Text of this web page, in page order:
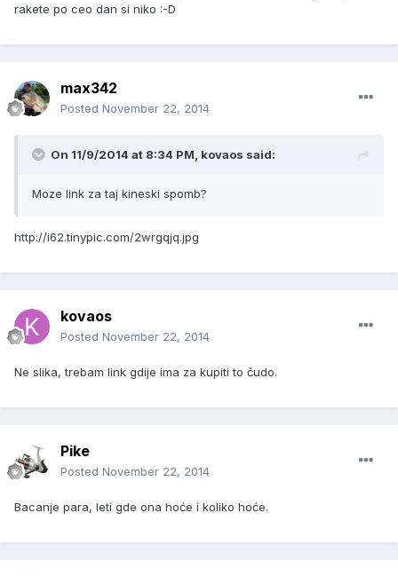
rakete po ceo dan si niko :-D
max342
Posted November 22, 2014
On 11/9/2014 at 8:34 PM, kovaos said:
Moze link za taj kineski spomb?
http://i62.tinypic.com/2wrgqjq.jpg
kovaos
Posted November 22, 2014
Ne slika, trebam link gdije ima za kupiti to čudo.
Pike
Posted November 22, 2014
Bacanje para, leti gde ona hoće i koliko hoće.